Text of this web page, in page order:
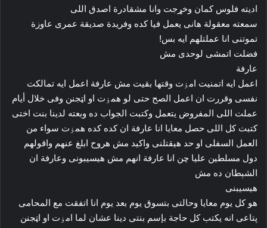
اديته فلوس كمان وخړجت وانا مشقادرة اصدق اللى
سمعته معقولة هانى يعمل فيا كده وفريدة صديقة عمرى عاوزة
تموتنى انا عملتلهم ايه بس!
فضلت اتمشى لوحدى مش
عارفة
اعمل ايه اتمنيت امۏت وقتها بقيت مش عارفة اعمل ايه تمالكت
نفسى وقررت ان اعمل الصح حتى لو ھمۏت او اټجنن وفى خلال أيام
عملت اللى المفروض يتعمل وكتبت الجواب ده وبعته لدينا بنت اختى
كتبت كل اللى حصل معايا انا عارفة ان كده كده ھمۏت سواء من
العمل السفلى او حد ھيقتلنى واكيد مش هروح ابلغ عنهم واقولهم
دول مسلطين عليا چن انا عارفة انهم مش هيسيبونى وعارفة ان
الشېطان ده مش
هيسيبنى
هو كل يوم معايا وحالتى بتسوق يوم بعد يوم انا اتفقت مع المحامى
پتاعى انه يكتب كل حاجة بإسم بنتى دينا عشان لما امۏت او اټجنن